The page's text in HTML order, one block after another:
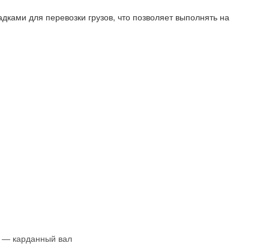
для перевозки грузов, что позволяет выполнять на
— карданный вал